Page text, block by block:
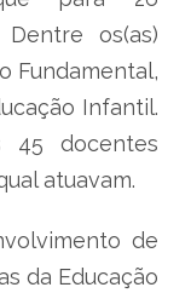
os(as)
Fundamental,
Infantil.
45 docentes
atuavam.
de
da Educação